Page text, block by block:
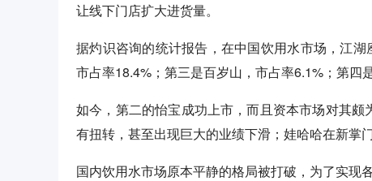
让线下门店扩大进货量。
据灼识咨询的统计报告，在中国饮用水市场，江
市占率18.4%；第三是百岁山，市占率6.1%；第四
如今，第二的怡宝成功上市，而且资本市场对其
有扭转，甚至出现巨大的业绩下滑；娃哈哈在新掌
国内饮用水市场原本平静的格局被打破，为了实现